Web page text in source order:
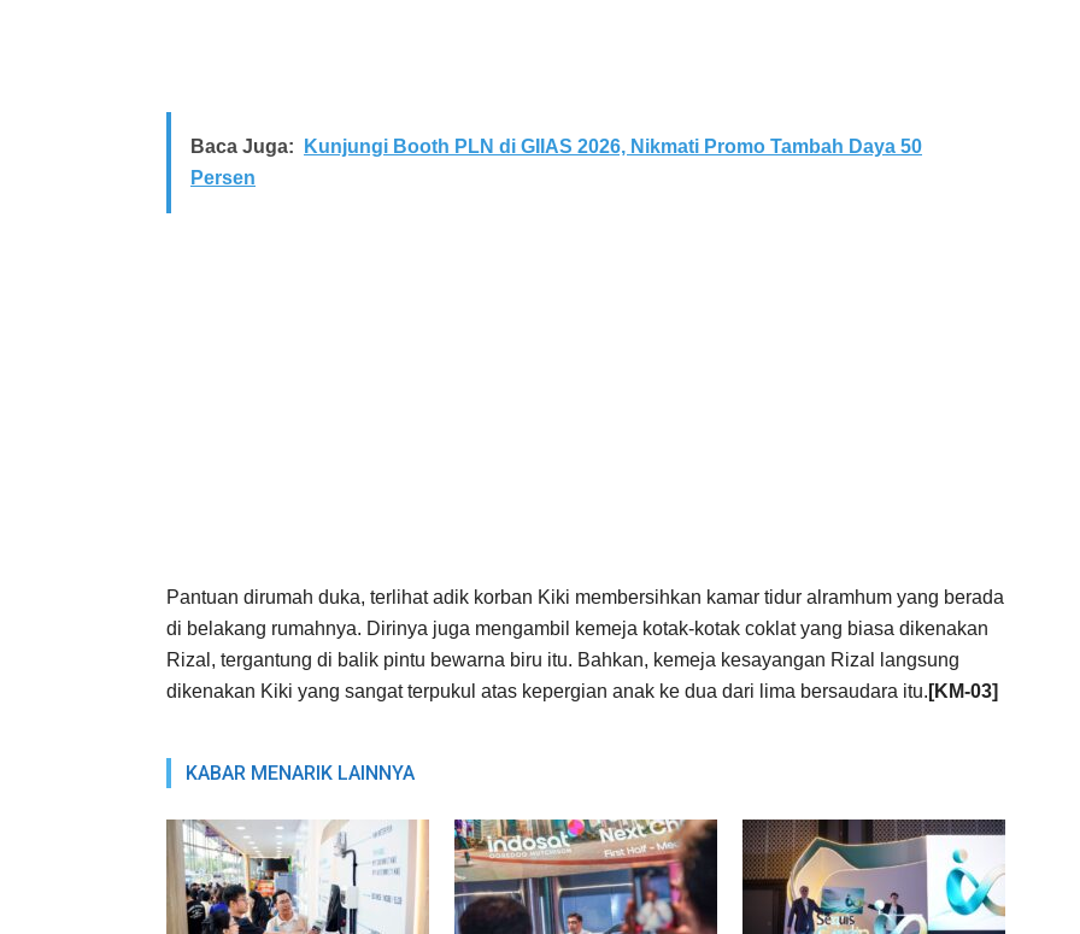
Baca Juga:
Kunjungi Booth PLN di GIIAS 2026, Nikmati Promo Tambah Daya 50
Persen
Pantuan dirumah duka, terlihat adik korban Kiki membersihkan kamar tidur alramhum yang berada
di belakang rumahnya. Dirinya juga mengambil kemeja kotak-kotak coklat yang biasa dikenakan
Rizal, tergantung di balik pintu bewarna biru itu. Bahkan, kemeja kesayangan Rizal langsung
dikenakan Kiki yang sangat terpukul atas kepergian anak ke dua dari lima bersaudara itu. [KM-03]
KABAR MENARIK LAINNYA